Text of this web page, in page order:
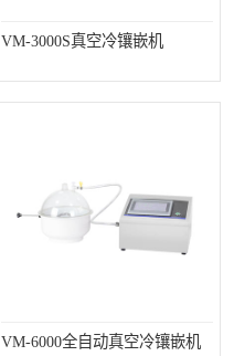
VM-3000S真空冷镶嵌机
VM-6000全自动真空冷镶嵌机